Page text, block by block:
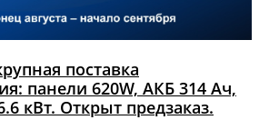
поставка
панели 620W, АКБ 314 Ач,
кВт. Открыт предзаказ.